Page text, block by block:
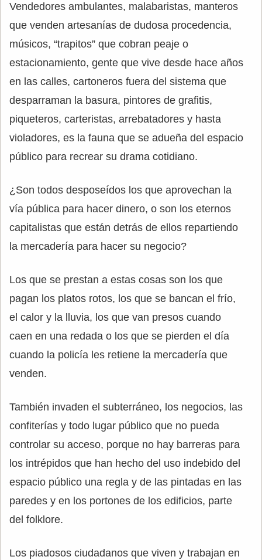
Vendedores ambulantes, malabaristas, manteros
que venden artesanías de dudosa procedencia,
músicos, “trapitos” que cobran peaje o
estacionamiento, gente que vive desde hace años
en las calles, cartoneros fuera del sistema que
desparraman la basura, pintores de grafitis,
piqueteros, carteristas, arrebatadores y hasta
violadores, es la fauna que se adueña del espacio
público para recrear su drama cotidiano.
¿Son todos desposeídos los que aprovechan la
vía pública para hacer dinero, o son los eternos
capitalistas que están detrás de ellos repartiendo
la mercadería para hacer su negocio?
Los que se prestan a estas cosas son los que
pagan los platos rotos, los que se bancan el frío,
el calor y la lluvia, los que van presos cuando
caen en una redada o los que se pierden el día
cuando la policía les retiene la mercadería que
venden.
También invaden el subterráneo, los negocios, las
confiterías y todo lugar público que no pueda
controlar su acceso, porque no hay barreras para
los intrépidos que han hecho del uso indebido del
espacio público una regla y de las pintadas en las
paredes y en los portones de los edificios, parte
del folklore.
Los piadosos ciudadanos que viven y trabajan en